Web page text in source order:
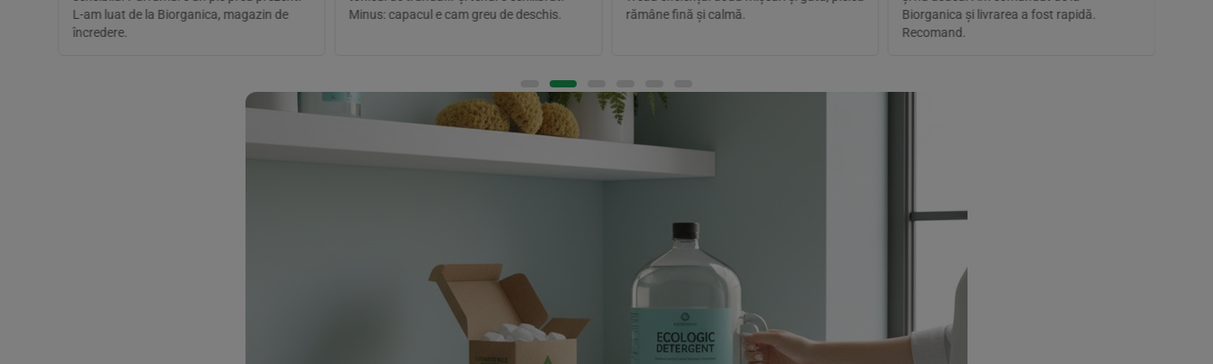
L-am luat de la Biorganica, magazin de
încredere.
Minus: capacul e cam greu de deschis.
rămâne fină și calmă.
Biorganica și livrarea a fost rapidă.
Recomand.